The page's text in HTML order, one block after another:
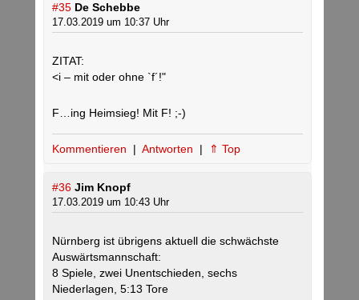
#35 De Schebbe
17.03.2019 um 10:37 Uhr
ZITAT:
<i – mit oder ohne `f´!"
F…ing Heimsieg! Mit F! ;-)
Kommentieren | Antworten | ⇑ Top
#36 Jim Knopf
17.03.2019 um 10:43 Uhr
Nürnberg ist übrigens aktuell die schwächste
Auswärtsmannschaft:
8 Spiele, zwei Unentschieden, sechs
Niederlagen, 5:13 Tore